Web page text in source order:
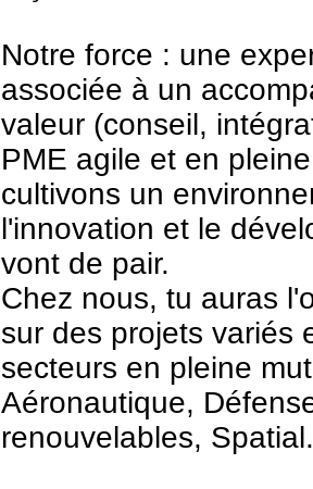
Notre force : une
associée à un
valeur (conseil,
PME agile et en
cultivons un
l'innovation et le
vont de pair.
Chez nous, tu auras
sur des projets variés
secteurs en pleine
Aéronautique,
renouvelables,